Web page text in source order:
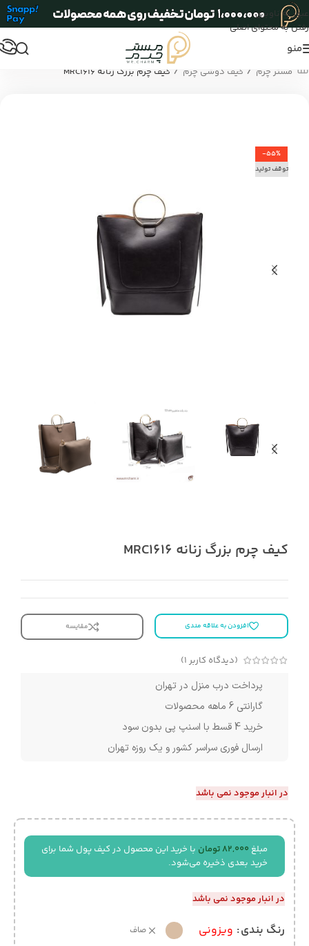
عبور به ناوبری
رفتن به محتوای اصلی
منو
مستر چرم / کیف دوشی چرم / کیف چرم بزرگ زنانه MRC1616
-55%
توقف تولید
کیف چرم بزرگ زنانه MRC1616
افزودن به علاقه مندی مقایسه
(دیدگاه کاربر 1
)
پرداخت درب منزل در تهران
گارانتی 6 ماهه محصولات
خرید 4 قسط با اسنپ پی بدون سود
ارسال فوری سراسر کشور و یک روزه تهران
در انبار موجود نمی باشد
مبلغ 82,000تومان با خرید این محصول در کیف پول شما برای
خرید بعدی ذخیره می‌شود.
در انبار موجود نمی باشد
رنگ بندی ویزونی صاف